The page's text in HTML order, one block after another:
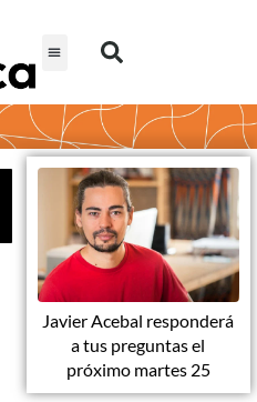
Javier Acebal responderá
a tus preguntas el
próximo martes 25